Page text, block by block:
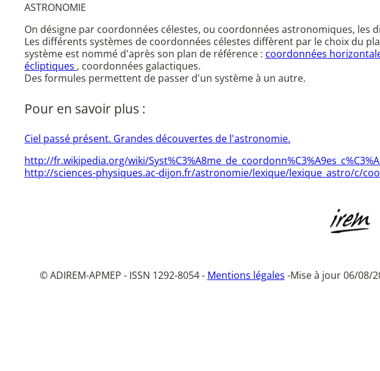
ASTRONOMIE
On désigne par coordonnées célestes, ou coordonnées astronomiques,
Les différents systèmes de coordonnées célestes diffèrent par le choix du
système est nommé d'après son plan de référence : coordonnées
écliptiques , coordonnées galactiques.
Des formules permettent de passer d'un système à un autre.
Pour en savoir plus :
Ciel passé présent. Grandes découvertes de l'astronomie.
http://fr.wikipedia.org/wiki/
http://sciences-physiques.ac-dijon.fr/astronomie/lexique/lexique_astro/c/
© ADIREM-APMEP - ISSN 1292-8054 - Mentions légales -Mise à jour 06/08/